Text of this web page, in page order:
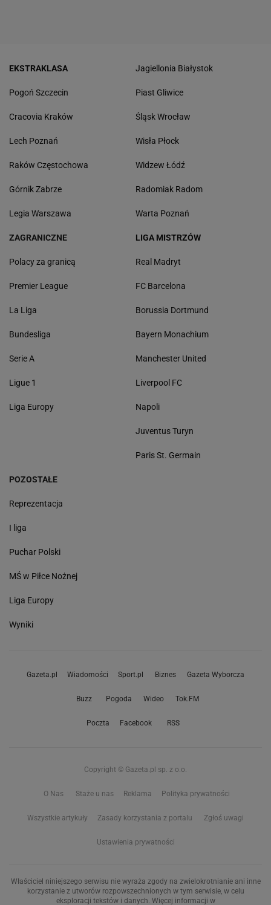
EKSTRAKLASA
Pogoń Szczecin
Cracovia Kraków
Lech Poznań
Raków Częstochowa
Górnik Zabrze
Legia Warszawa
Jagiellonia Białystok
Piast Gliwice
Śląsk Wrocław
Wisła Płock
Widzew Łódź
Radomiak Radom
Warta Poznań
ZAGRANICZNE
Polacy za granicą
Premier League
La Liga
Bundesliga
Serie A
Ligue 1
Liga Europy
LIGA MISTRZÓW
Real Madryt
FC Barcelona
Borussia Dortmund
Bayern Monachium
Manchester United
Liverpool FC
Napoli
Juventus Turyn
Paris St. Germain
POZOSTAŁE
Reprezentacja
I liga
Puchar Polski
MŚ w Piłce Nożnej
Liga Europy
Wyniki
Gazeta.pl Wiadomości Sport.pl Biznes Gazeta Wyborcza
Buzz Pogoda Wideo Tok.FM
Poczta Facebook RSS
Copyright © Gazeta.pl sp. z o.o.
O Nas Staże u nas Reklama Polityka prywatności
Wszystkie artykuły Zasady korzystania z portalu Zgłoś uwagi
Ustawienia prywatności
Właściciel niniejszego serwisu nie wyraża zgody na zwielokrotnianie ani inne
korzystanie z utworów rozpowszechnionych w tym serwisie, w celu
eksploracji tekstów i danych. Więcej informacji w